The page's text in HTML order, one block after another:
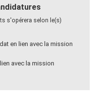
s'opérera selon le(s)
en lien avec la mission
avec la mission